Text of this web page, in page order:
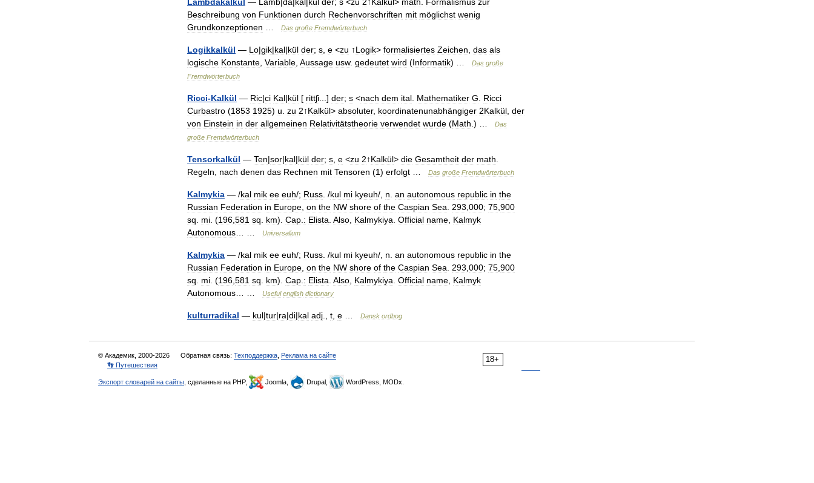
Lambdakalkül — Lamb|da|kal|kül der; s <zu 2↑Kalkül> math. Formalismus zur
Beschreibung von Funktionen durch Rechenvorschriften mit möglichst wenig
Grundkonzeptionen … Das große Fremdwörterbuch
Logikkalkül — Lo|gik|kal|kül der; s, e <zu ↑Logik> formalisiertes Zeichen, das als
logische Konstante, Variable, Aussage usw. gedeutet wird (Informatik) … Das große
Fremdwörterbuch
Ricci-Kalkül — Ric|ci Kal|kül [ rittʃi...] der; s <nach dem ital. Mathematiker G. Ricci
Curbastro (1853 1925) u. zu 2↑Kalkül> absoluter, koordinatenunabhängiger 2Kalkül, der
von Einstein in der allgemeinen Relativitätstheorie verwendet wurde (Math.) …
Das
große Fremdwörterbuch
Tensorkalkül — Ten|sor|kal|kül der; s, e <zu 2↑Kalkül> die Gesamtheit der math.
Regeln, nach denen das Rechnen mit Tensoren (1) erfolgt … Das große Fremdwörterbuch
Kalmykia — /kal mik ee euh/; Russ. /kul mi kyeuh/, n. an autonomous republic in the
Russian Federation in Europe, on the NW shore of the Caspian Sea. 293,000; 75,900
sq. mi. (196,581 sq. km). Cap.: Elista. Also, Kalmykiya. Official name, Kalmyk
Autonomous… … Universalium
Kalmykia — /kal mik ee euh/; Russ. /kul mi kyeuh/, n. an autonomous republic in the
Russian Federation in Europe, on the NW shore of the Caspian Sea. 293,000; 75,900
sq. mi. (196,581 sq. km). Cap.: Elista. Also, Kalmykiya. Official name, Kalmyk
Autonomous… … Useful english dictionary
kulturradikal — kul|tur|ra|di|kal adj., t, e … Dansk ordbog
18+
© Академик, 2000-2026 Обратная связь: Техподдержка
Реклама на сайте
👣 Путешествия
Экспорт словарей на сайты , сделанные на PHP, Joomla, Drupal, WordPress, MODx.